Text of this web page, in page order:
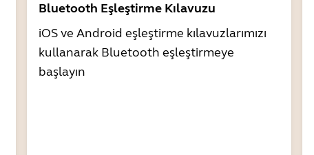
Bluetooth Eşleştirme Kılavuzu
iOS ve Android eşleştirme kılavuzlarımızı
kullanarak Bluetooth eşleştirmeye
başlayın